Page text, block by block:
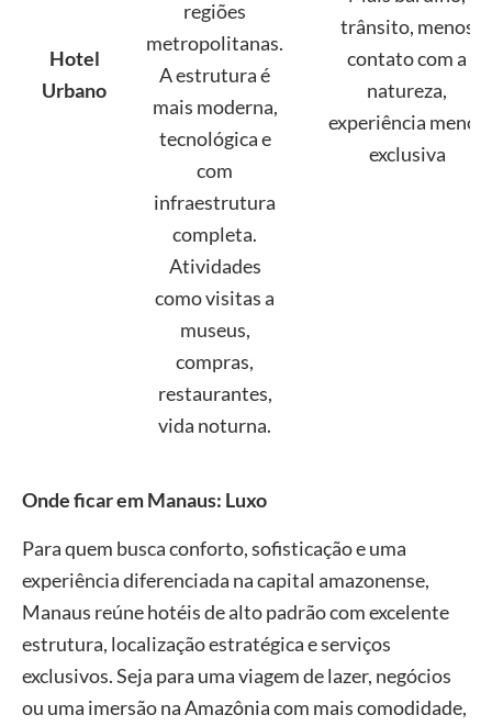
Hotel
Urbano
regiões
metropolitanas.
A estrutura é
mais moderna,
tecnológica e
com
infraestrutura
completa.
Atividades
como visitas a
museus,
compras,
restaurantes,
vida noturna.
trânsito, menos
contato com a
natureza,
experiência menos
exclusiva
Onde ficar em Manaus: Luxo
Para quem busca conforto, sofisticação e uma
experiência diferenciada na capital amazonense,
Manaus reúne hotéis de alto padrão com excelente
estrutura, localização estratégica e serviços
exclusivos. Seja para uma viagem de lazer, negócios
ou uma imersão na Amazônia com mais comodidade,